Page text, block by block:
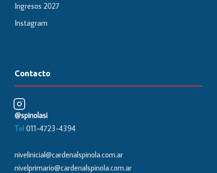
Ingresos 2027
Instagram
Contacto
@spinolasi
Tel 011-4723-4394
nivelinicial@cardenalspinola.com.ar
nivelprimario@cardenalspinola.com.ar